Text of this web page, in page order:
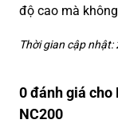
độ cao mà
Thời gian cập
0 đánh giá cho
NC200